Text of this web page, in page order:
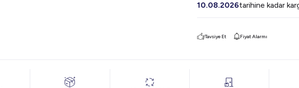
10.08.2026tarihine kadar
Tavsiye Et Fiyat Alarmı